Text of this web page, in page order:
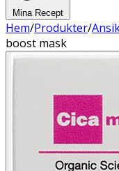
Mina Recept
Hem/Produkter/
boost mask